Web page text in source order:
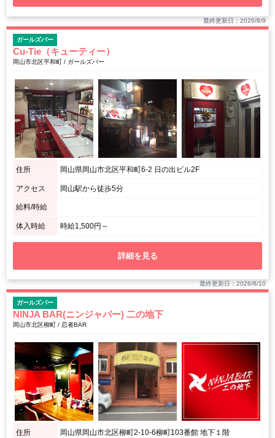
最終更新日：2026/8/9
ガールズバー
Cu-Tie（キューティー）
岡山市北区平和町 / ガールズバー
住所 岡山県岡山市北区平和町6-2 日の出ビル2F
アクセス 岡山駅から徒歩5分
給料/時給
体入時給 時給1,500円～
詳細を見る
最終更新日：2026/8/10
ガールズバー
NINJA BAR(ニンジャバー) 二の地下
岡山市北区柳町 / 忍者BAR
住所 岡山県岡山市北区柳町2-10-6柳町103番館 地下１階